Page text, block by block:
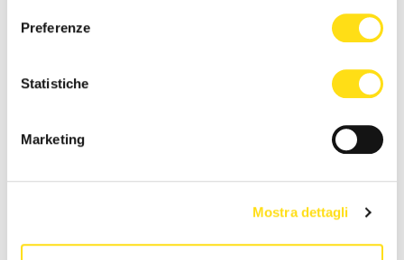
Preferenze
Statistiche
Marketing
Mostra dettagli
conflitto sudanese: 13 [...]
stagione e mostra un altro